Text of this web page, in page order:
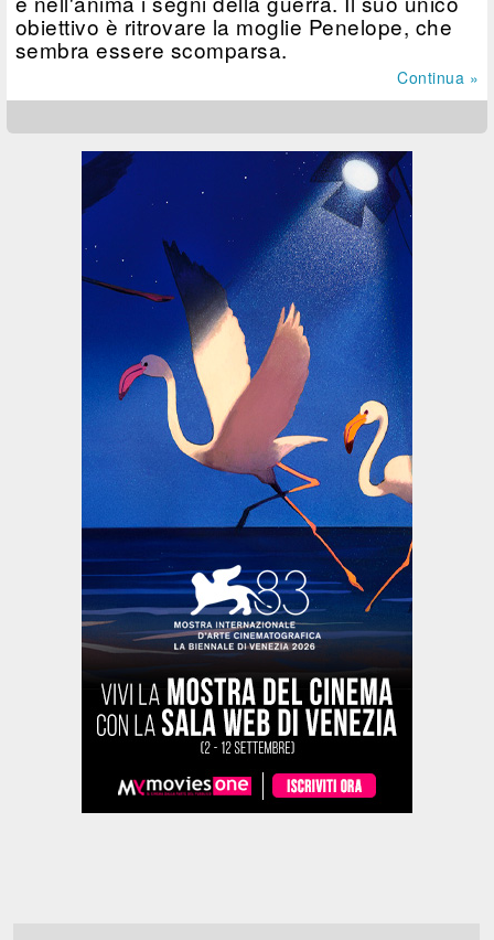
obiettivo è ritrovare la moglie Penelope, che
sembra essere scomparsa.
Continua »